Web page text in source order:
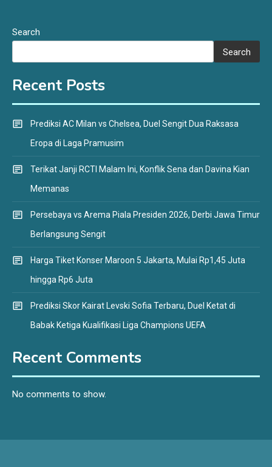
Search
Search
Recent Posts
Prediksi AC Milan vs Chelsea, Duel Sengit Dua Raksasa
Eropa di Laga Pramusim
Terikat Janji RCTI Malam Ini, Konflik Sena dan Davina Kian
Memanas
Persebaya vs Arema Piala Presiden 2026, Derbi Jawa Timur
Berlangsung Sengit
Harga Tiket Konser Maroon 5 Jakarta, Mulai Rp1,45 Juta
hingga Rp6 Juta
Prediksi Skor Kairat Levski Sofia Terbaru, Duel Ketat di
Babak Ketiga Kualifikasi Liga Champions UEFA
Recent Comments
No comments to show.